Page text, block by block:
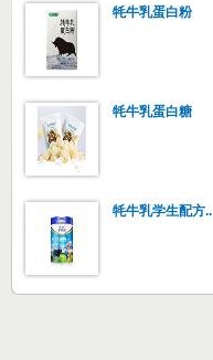
牦牛乳蛋白粉
牦牛乳蛋白糖
牦牛乳学生配方..